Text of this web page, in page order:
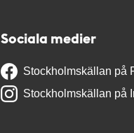
Sociala medier
Stockholmskällan på
Stockholmskällan på